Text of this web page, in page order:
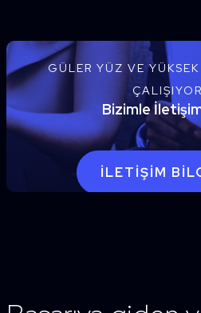
GÜLER YÜZ VE
Bizimle
İLETIŞIM